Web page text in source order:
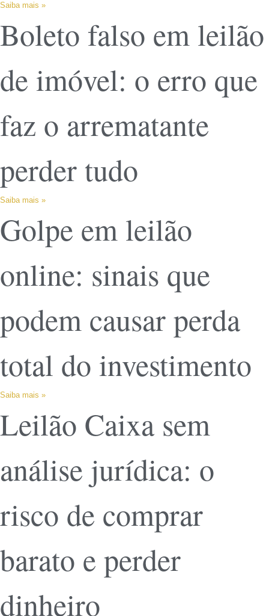
Saiba mais »
Boleto falso em leilão
de imóvel: o erro que
faz o arrematante
perder tudo
Saiba mais »
Golpe em leilão
online: sinais que
podem causar perda
total do investimento
Saiba mais »
Leilão Caixa sem
análise jurídica: o
risco de comprar
barato e perder
dinheiro